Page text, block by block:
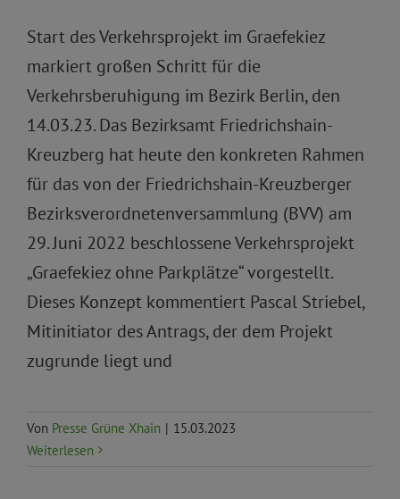
Start des Verkehrsprojekt im Graefekiez
markiert großen Schritt für die
Verkehrsberuhigung im Bezirk Berlin, den
14.03.23. Das Bezirksamt Friedrichshain-
Kreuzberg hat heute den konkreten Rahmen
für das von der Friedrichshain-Kreuzberger
Bezirksverordnetenversammlung (BVV) am
29. Juni 2022 beschlossene Verkehrsprojekt
„Graefekiez ohne Parkplätze“ vorgestellt.
Dieses Konzept kommentiert Pascal Striebel,
Mitinitiator des Antrags, der dem Projekt
zugrunde liegt und
Von Presse Grüne Xhain | 15.03.2023
Weiterlesen